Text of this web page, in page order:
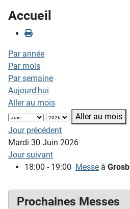
Accueil
Par année
Par mois
Par semaine
Aujourd'hui
Aller au mois
Aller au mois
Jour précédent
Mardi 30 Juin 2026
Jour suivant
18:00 - 19:00 Messe à
Prochaines Messes